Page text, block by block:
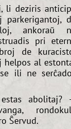
li deziris
ankoraŭ
pri
de
al
ili ne
abolitaj?
Ŝervud.